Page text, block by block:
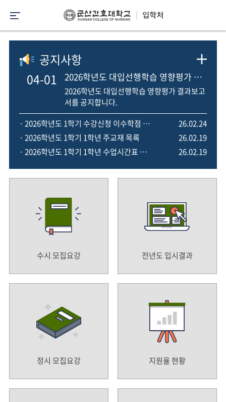
공지사항
04-01
2026학년도 대입선행학습 영향평가 결과보고서
2026학년도 대입선행학습 영향평가 결과보고
서를 공지합니다.
· 2026학년도 1학기 수강신청 이수학점 및 일정 안내
26.02.24
· 2026학년도 1학기 1학년 주교재 목록
26.02.19
· 2026학년도 1학기 1학년 수업시간표 안내
26.02.19
수시 모집요강 전년도 입시결과
정시 모집요강 지원율 현황